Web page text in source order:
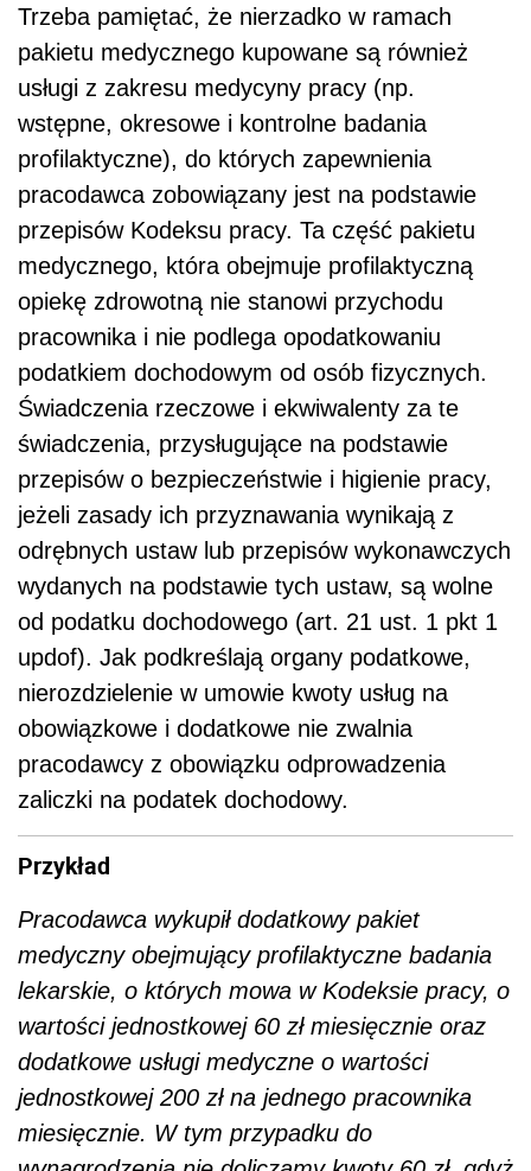
Trzeba pamiętać, że nierzadko w ramach
pakietu medycznego kupowane są również
usługi z zakresu medycyny pracy (np.
wstępne, okresowe i kontrolne badania
profilaktyczne), do których zapewnienia
pracodawca zobowiązany jest na podstawie
przepisów Kodeksu pracy. Ta część pakietu
medycznego, która obejmuje profilaktyczną
opiekę zdrowotną nie stanowi przychodu
pracownika i nie podlega opodatkowaniu
podatkiem dochodowym od osób fizycznych.
Świadczenia rzeczowe i ekwiwalenty za te
świadczenia, przysługujące na podstawie
przepisów o bezpieczeństwie i higienie pracy,
jeżeli zasady ich przyznawania wynikają z
odrębnych ustaw lub przepisów wykonawczych
wydanych na podstawie tych ustaw, są wolne
od podatku dochodowego (art. 21 ust. 1 pkt 1
updof). Jak podkreślają organy podatkowe,
nierozdzielenie w umowie kwoty usług na
obowiązkowe i dodatkowe nie zwalnia
pracodawcy z obowiązku odprowadzenia
zaliczki na podatek dochodowy.
Przykład
Pracodawca wykupił dodatkowy pakiet
medyczny obejmujący profilaktyczne badania
lekarskie, o których mowa w Kodeksie pracy, o
wartości jednostkowej 60 zł miesięcznie oraz
dodatkowe usługi medyczne o wartości
jednostkowej 200 zł na jednego pracownika
miesięcznie. W tym przypadku do